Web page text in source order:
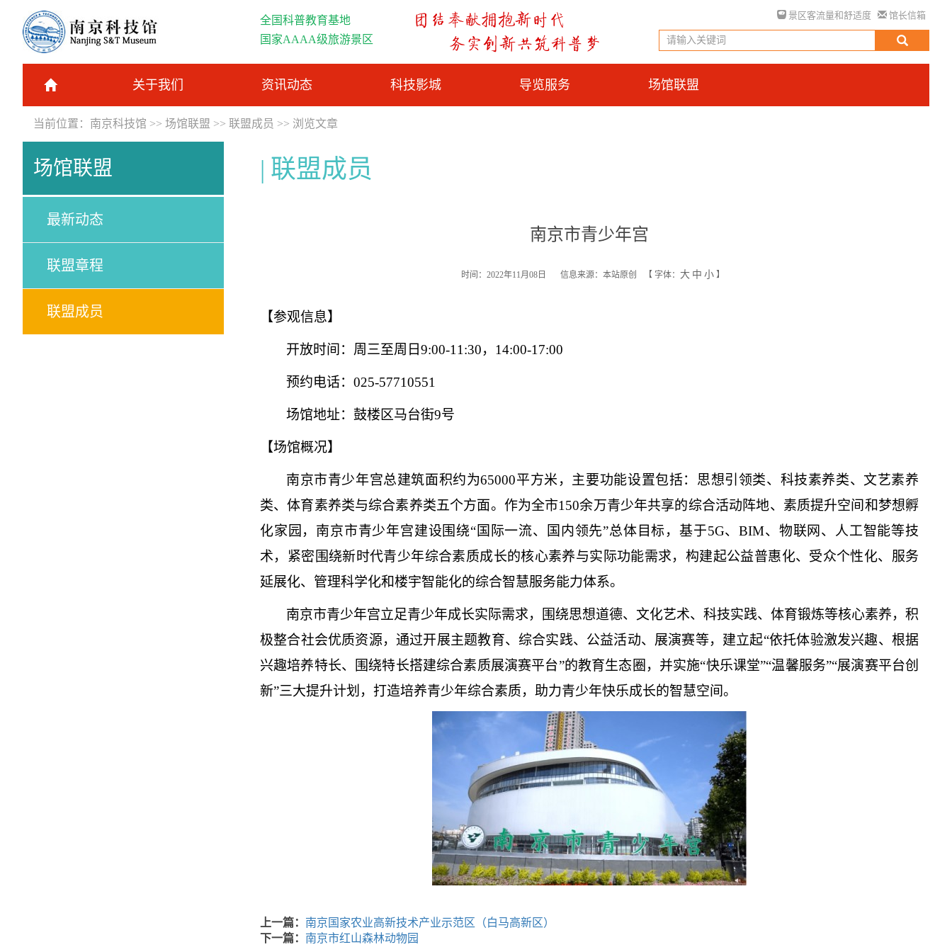
全国科普教育基地
国家AAAA级旅游景区
景区客流量和舒适度 馆长信箱
关于我们 资讯动态 科技影城 导览服务 场馆联盟
当前位置： 南京科技馆 >> 场馆联盟 >> 联盟成员 >> 浏览文章
场馆联盟
最新动态
联盟章程
联盟成员
联盟成员
南京市青少年宫
时间：2022年11月08日 信息来源：本站原创 【 字体： 大 中 小 】
【参观信息】
开放时间：周三至周日9:00-11:30，14:00-17:00
预约电话： 025-57710551
场馆地址：鼓楼区马台街9号
【场馆概况】
南京市青少年宫总建筑面积约为65000平方米，主要功能设置包括：思想引领类、科技素养类、文艺素养
类、体育素养类与综合素养类五个方面。作为全市150余万青少年共享的综合活动阵地、素质提升空间和梦想孵
化家园，南京市青少年宫建设围绕“国际一流、国内领先”总体目标，基于5G、BIM、物联网、人工智能等技
术，紧密围绕新时代青少年综合素质成长的核心素养与实际功能需求，构建起公益普惠化、受众个性化、服务
延展化、管理科学化和楼宇智能化的综合智慧服务能力体系。
南京市青少年宫立足青少年成长实际需求，围绕思想道德、文化艺术、科技实践、体育锻炼等核心素养，积
极整合社会优质资源，通过开展主题教育、综合实践、公益活动、展演赛等，建立起“依托体验激发兴趣、根据
兴趣培养特长、围绕特长搭建综合素质展演赛平台”的教育生态圈，并实施“快乐课堂”“温馨服务”“展演赛平台创
新”三大提升计划，打造培养青少年综合素质，助力青少年快乐成长的智慧空间。
上一篇： 南京国家农业高新技术产业示范区（白马高新区）
下一篇： 南京市红山森林动物园